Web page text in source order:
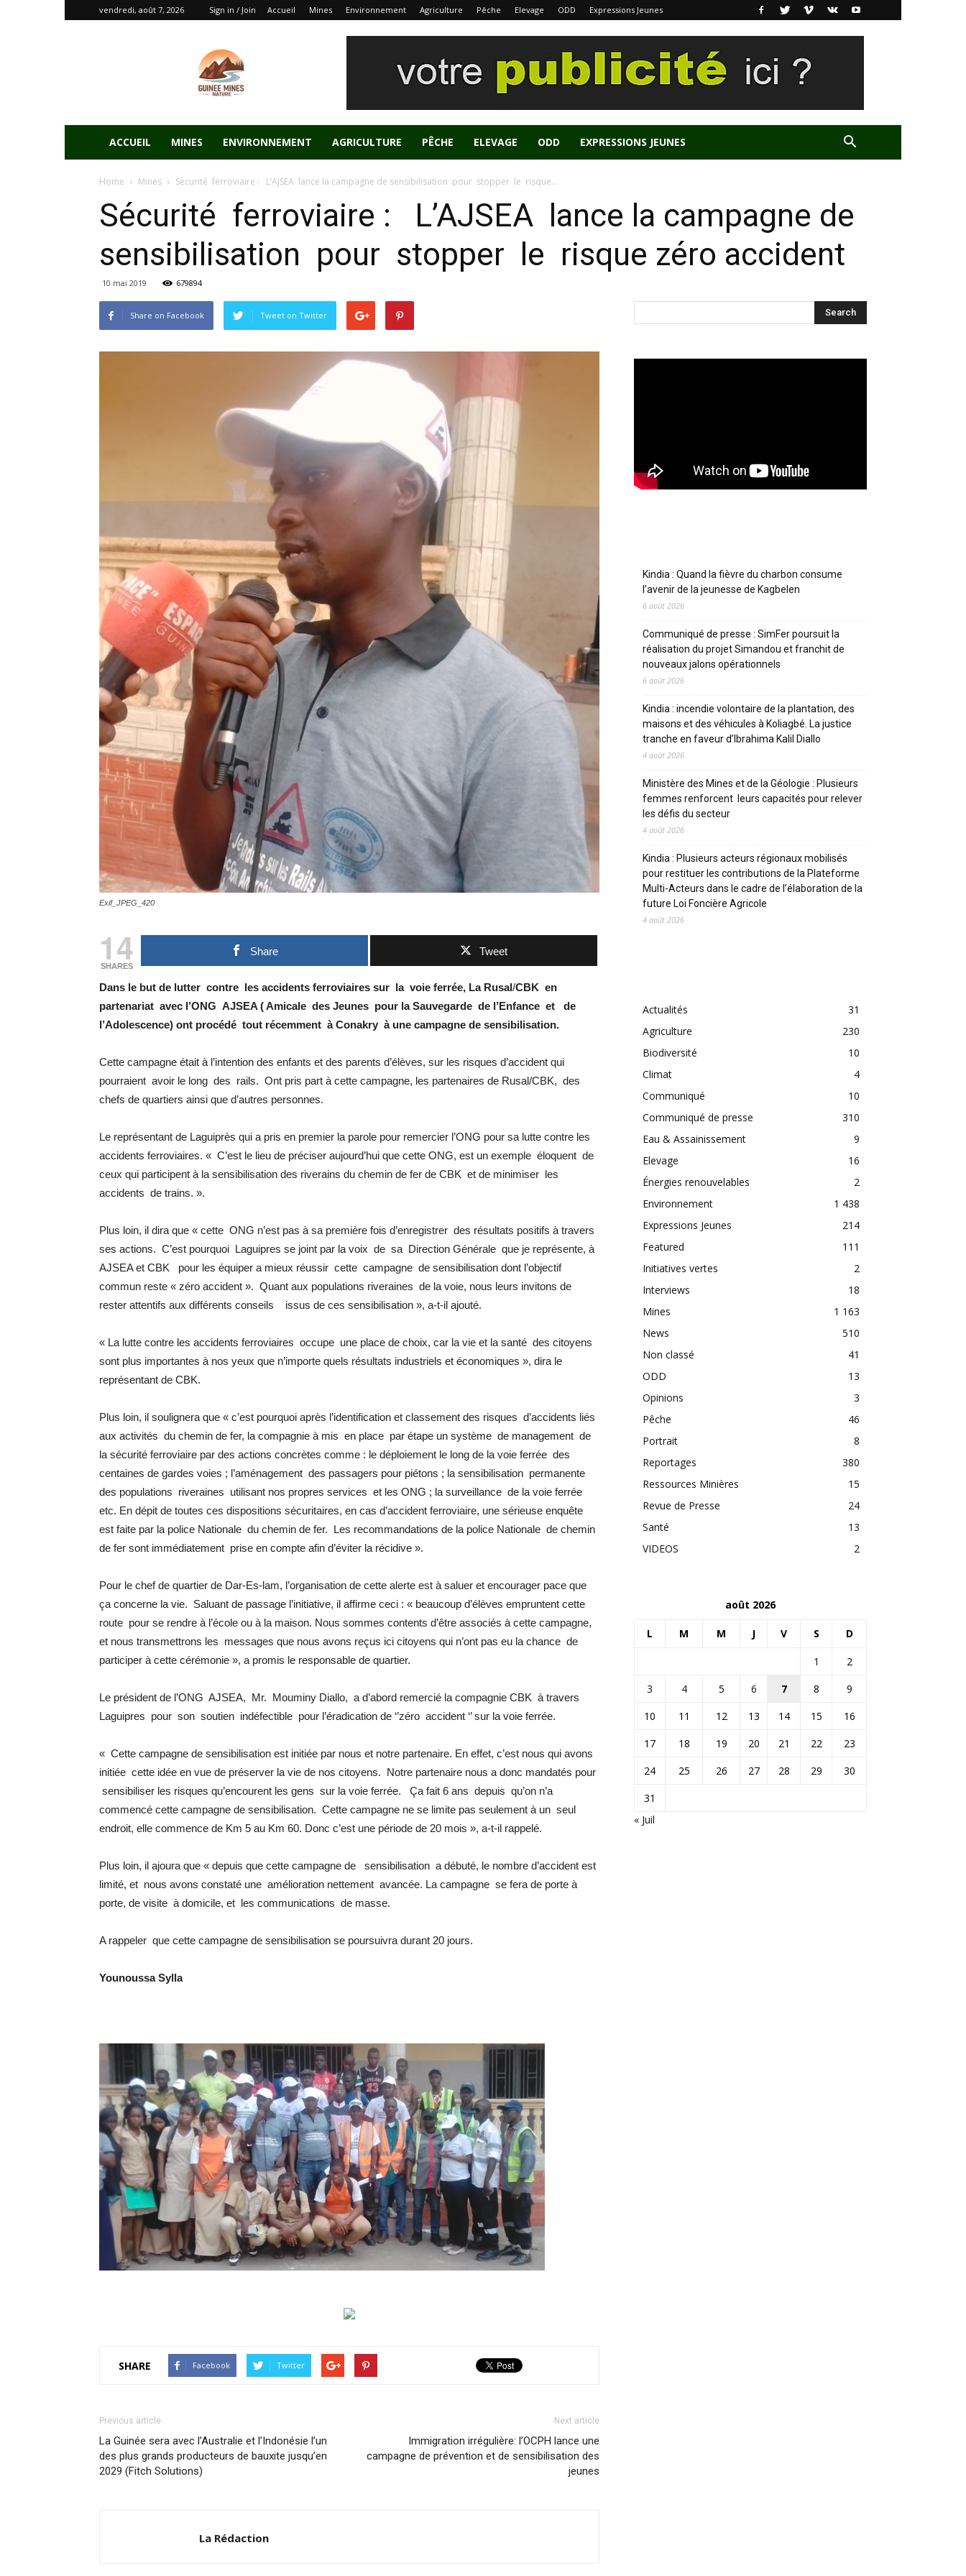
vendredi, août 7, 2026 Sign in / Join Accueil Mines Environnement Agriculture Pêche Elevage ODD Expressions Jeunes
ACCUEIL MINES ENVIRONNEMENT AGRICULTURE PÊCHE ELEVAGE ODD EXPRESSIONS JEUNES
Home Mines Sécurité ferroviaire : L’AJSEA lance la campagne de sensibilisation pour stopper le risque...
Sécurité ferroviaire : L’AJSEA lance la campagne de
sensibilisation pour stopper le risque zéro accident
10 mai 2019 679894
Share on Facebook Tweet on Twitter
Exif_JPEG_420
14
SHARES
Share Tweet
Dans le but de lutter contre les accidents ferroviaires sur la voie ferrée, La Rusal/CBK en
partenariat avec l’ONG AJSEA ( Amicale des Jeunes pour la Sauvegarde de l’Enfance et de
l’Adolescence) ont procédé tout récemment à Conakry à une campagne de sensibilisation.
Cette campagne était à l’intention des enfants et des parents d’élèves, sur les risques d’accident qui
pourraient avoir le long des rails. Ont pris part à cette campagne, les partenaires de Rusal/CBK, des
chefs de quartiers ainsi que d’autres personnes.
Le représentant de Laguiprès qui a pris en premier la parole pour remercier l’ONG pour sa lutte contre les
accidents ferroviaires. « C’est le lieu de préciser aujourd’hui que cette ONG, est un exemple éloquent de
ceux qui participent à la sensibilisation des riverains du chemin de fer de CBK et de minimiser les
accidents de trains. ».
Plus loin, il dira que « cette ONG n’est pas à sa première fois d’enregistrer des résultats positifs à travers
ses actions. C’est pourquoi Laguipres se joint par la voix de sa Direction Générale que je représente, à
AJSEA et CBK pour les équiper a mieux réussir cette campagne de sensibilisation dont l’objectif
commun reste « zéro accident ». Quant aux populations riveraines de la voie, nous leurs invitons de
rester attentifs aux différents conseils issus de ces sensibilisation », a-t-il ajouté.
« La lutte contre les accidents ferroviaires occupe une place de choix, car la vie et la santé des citoyens
sont plus importantes à nos yeux que n’importe quels résultats industriels et économiques », dira le
représentant de CBK.
Plus loin, il soulignera que « c’est pourquoi après l’identification et classement des risques d’accidents liés
aux activités du chemin de fer, la compagnie à mis en place par étape un système de management de
la sécurité ferroviaire par des actions concrètes comme : le déploiement le long de la voie ferrée des
centaines de gardes voies ; l’aménagement des passagers pour piétons ; la sensibilisation permanente
des populations riveraines utilisant nos propres services et les ONG ; la surveillance de la voie ferrée
etc. En dépit de toutes ces dispositions sécuritaires, en cas d’accident ferroviaire, une sérieuse enquête
est faite par la police Nationale du chemin de fer. Les recommandations de la police Nationale de chemin
de fer sont immédiatement prise en compte afin d’éviter la récidive ».
Pour le chef de quartier de Dar-Es-lam, l’organisation de cette alerte est à saluer et encourager pace que
ça concerne la vie. Saluant de passage l’initiative, il affirme ceci : « beaucoup d’élèves empruntent cette
route pour se rendre à l’école ou à la maison. Nous sommes contents d’être associés à cette campagne,
et nous transmettrons les messages que nous avons reçus ici citoyens qui n’ont pas eu la chance de
participer à cette cérémonie », a promis le responsable de quartier.
Le président de l’ONG AJSEA, Mr. Mouminy Diallo, a d’abord remercié la compagnie CBK à travers
Laguipres pour son soutien indéfectible pour l’éradication de ‘’zéro accident ‘’ sur la voie ferrée.
« Cette campagne de sensibilisation est initiée par nous et notre partenaire. En effet, c’est nous qui avons
initiée cette idée en vue de préserver la vie de nos citoyens. Notre partenaire nous a donc mandatés pour
sensibiliser les risques qu’encourent les gens sur la voie ferrée. Ça fait 6 ans depuis qu’on n’a
commencé cette campagne de sensibilisation. Cette campagne ne se limite pas seulement à un seul
endroit, elle commence de Km 5 au Km 60. Donc c’est une période de 20 mois », a-t-il rappelé.
Plus loin, il ajoura que « depuis que cette campagne de sensibilisation a débuté, le nombre d’accident est
limité, et nous avons constaté une amélioration nettement avancée. La campagne se fera de porte à
porte, de visite à domicile, et les communications de masse.
A rappeler que cette campagne de sensibilisation se poursuivra durant 20 jours.
Younoussa Sylla
SHARE Facebook Twitter
Previous article
La Guinée sera avec l’Australie et l’Indonésie l’un
des plus grands producteurs de bauxite jusqu’en
2029 (Fitch Solutions)
Next article
Immigration irrégulière: l’OCPH lance une
campagne de prévention et de sensibilisation des
jeunes
La Rédaction
Kindia : Quand la fièvre du charbon consume
l’avenir de la jeunesse de Kagbelen
6 août 2026
Communiqué de presse : SimFer poursuit la
réalisation du projet Simandou et franchit de
nouveaux jalons opérationnels
6 août 2026
Kindia : incendie volontaire de la plantation, des
maisons et des véhicules à Koliagbé. La justice
tranche en faveur d’Ibrahima Kalil Diallo
4 août 2026
Ministère des Mines et de la Géologie : Plusieurs
femmes renforcent leurs capacités pour relever
les défis du secteur
4 août 2026
Kindia : Plusieurs acteurs régionaux mobilisés
pour restituer les contributions de la Plateforme
Multi-Acteurs dans le cadre de l’élaboration de la
future Loi Foncière Agricole
4 août 2026
Actualités
31
Agriculture
230
Biodiversité
10
Climat
4
Communiqué
10
Communiqué de presse
310
Eau & Assainissement
9
Elevage
16
Énergies renouvelables
2
Environnement
1 438
Expressions Jeunes
214
Featured
111
Initiatives vertes
2
Interviews
18
Mines
1 163
News
510
Non classé
41
ODD
13
Opinions
3
Pêche
46
Portrait
8
Reportages
380
Ressources Minières
15
Revue de Presse
24
Santé
13
VIDEOS
2
août 2026
L M M J V S D
1
2
3
4 5 6 7 8
9
10
11 12 13 14 15
16
17
18 19 20 21 22
23
24
25 26 27 28 29
30
31
« Juil